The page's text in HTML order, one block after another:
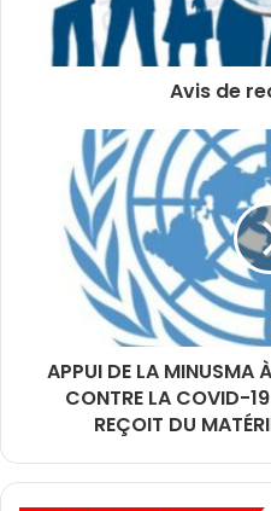
Avis de
APPUI DE LA MINUSMA
CONTRE LA COVID-19
REÇOIT DU